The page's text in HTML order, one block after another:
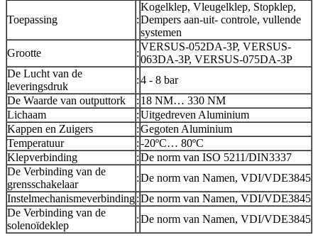
Toepassing :
Kogelklep, Vleugelklep, Stopklep,
Dempers aan-uit- controle, vullende
systemen
Grootte
:
VERSUS-052DA-3P, VERSUS-
063DA-3P, VERSUS-075DA-3P
De Lucht van de
leveringsdruk
:4 - 8 bar
De Waarde van outputtork
: 18 NM… 330 NM
Lichaam
:Uitgedreven Aluminium
Kappen en Zuigers
:Gegoten Aluminium
Temperatuur
:-20ºC… 80ºC
Klepverbinding
:De norm van ISO 5211/DIN3337
De Verbinding van de
grensschakelaar
:De norm van Namen, VDI/VDE3845
Instelmechanismeverbinding:De norm van Namen, VDI/VDE3845
De Verbinding van de
solenoïdeklep
:De norm van Namen, VDI/VDE3845